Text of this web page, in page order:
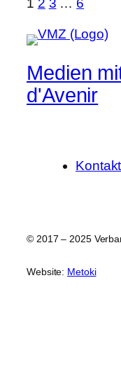
1 2 3 … 6
Medien
d'Avenir
Kontakt
© 2017 – 2025
Website: Metoki